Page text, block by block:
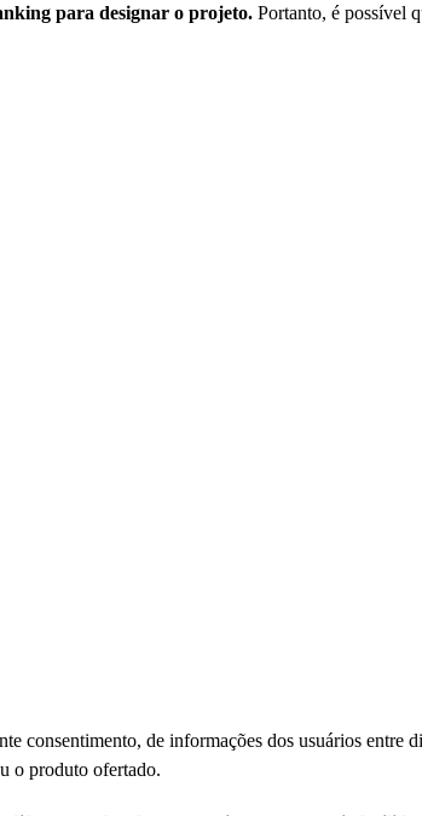
para designar o projeto. Portanto, é possível
consentimento, de informações dos usuários entre
o produto ofertado.